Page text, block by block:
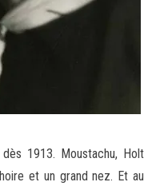
1913. Moustachu, Holt
et un grand nez. Et au